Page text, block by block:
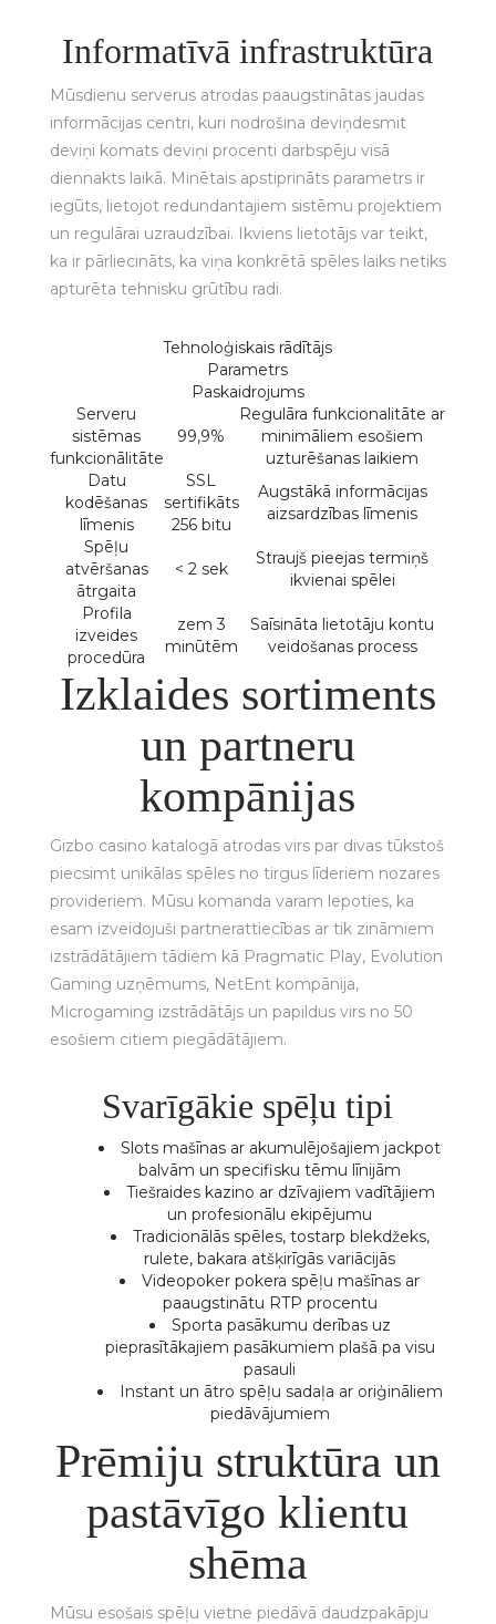
Informatīvā infrastruktūra
Mūsdienu serverus atrodas paaugstinātas jaudas
informācijas centri, kuri nodrošina deviņdesmit
deviņi komats deviņi procenti darbspēju visā
diennakts laikā. Minētais apstiprināts parametrs ir
iegūts, lietojot redundantajiem sistēmu projektiem
un regulārai uzraudzībai. Ikviens lietotājs var teikt,
ka ir pārliecināts, ka viņa konkrētā spēles laiks netiks
apturēta tehnisku grūtību radi.
Tehnoloģiskais rādītājs
Parametrs
Paskaidrojums
Serveru
sistēmas
funkcionālitāte
99,9%
Regulāra funkcionalitāte ar
minimāliem esošiem
uzturēšanas laikiem
Datu
kodēšanas
līmenis
SSL
sertifikāts
256 bitu
Augstākā informācijas
aizsardzības līmenis
Spēļu
atvēršanas
ātrgaita
< 2 sek
Straujš pieejas termiņš
ikvienai spēlei
Profila
izveides
procedūra
zem 3
minūtēm
Saīsināta lietotāju kontu
veidošanas process
Izklaides sortiments
un partneru
kompānijas
Gizbo casino katalogā atrodas virs par divas tūkstoš
piecsimt unikālas spēles no tirgus līderiem nozares
provideriem. Mūsu komanda varam lepoties, ka
esam izveidojuši partnerattiecības ar tik zināmiem
izstrādātājiem tādiem kā Pragmatic Play, Evolution
Gaming uzņēmums, NetEnt kompānija,
Microgaming izstrādātājs un papildus virs no 50
esošiem citiem piegādātājiem.
Svarīgākie spēļu tipi
Slots mašīnas ar akumulējošajiem jackpot
balvām un specifisku tēmu līnijām
Tiešraides kazino ar dzīvajiem vadītājiem
un profesionālu ekipējumu
Tradicionālās spēles, tostarp blekdžeks,
rulete, bakara atšķirīgās variācijās
Videopoker pokera spēļu mašīnas ar
paaugstinātu RTP procentu
Sporta pasākumu derības uz
pieprasītākajiem pasākumiem plašā pa visu
pasauli
Instant un ātro spēļu sadaļa ar oriģināliem
piedāvājumiem
Prēmiju struktūra un
pastāvīgo klientu
shēma
Mūsu esošais spēļu vietne piedāvā daudzpakāpju